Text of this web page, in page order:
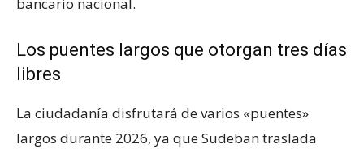
Los puentes largos que otorgan tres días
libres
La ciudadanía disfrutará de varios «puentes»
largos durante 2026, ya que Sudeban traslada